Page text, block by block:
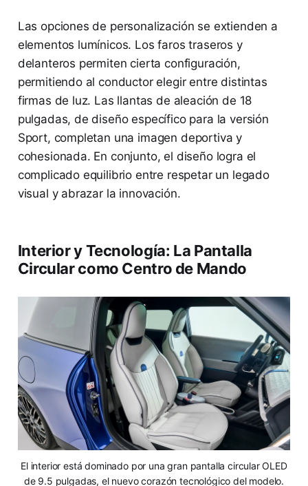
Las opciones de personalización se extienden a
elementos lumínicos. Los faros traseros y
delanteros permiten cierta configuración,
permitiendo al conductor elegir entre distintas
firmas de luz. Las llantas de aleación de 18
pulgadas, de diseño específico para la versión
Sport, completan una imagen deportiva y
cohesionada. En conjunto, el diseño logra el
complicado equilibrio entre respetar un legado
visual y abrazar la innovación.
Interior y Tecnología: La Pantalla
Circular como Centro de Mando
El interior está dominado por una gran pantalla circular OLED
de 9.5 pulgadas, el nuevo corazón tecnológico del modelo.